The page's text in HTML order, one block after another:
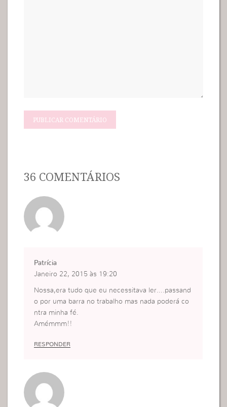
36 COMENTÁRIOS
Patrícia
Janeiro 22, 2015 às 19:20
Nossa,era tudo que eu necessitava ler….passand
o por uma barra no trabalho mas nada poderá co
ntra minha fé.
Amémmm!!
RESPONDER